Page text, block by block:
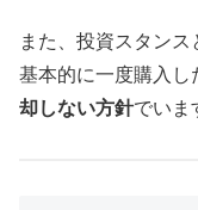
また、投資スタンス
基本的に一度購入し
却しない方針でいま